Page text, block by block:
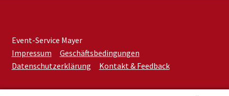
Event-Service Mayer
Impressum
Geschäftsbedingungen
Datenschutzerklärung
Kontakt & Feedback